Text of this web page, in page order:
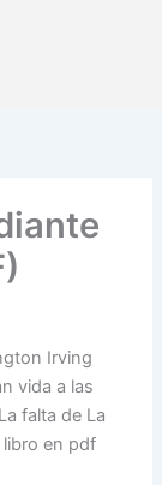
Irving
vida a las
falta de La
libro en pdf